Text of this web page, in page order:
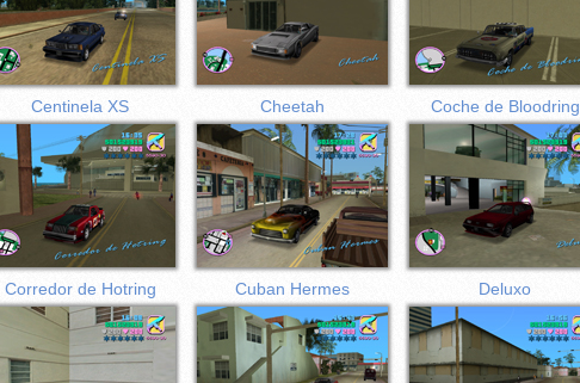
Centinela XS Cheetah Coche de Bloodring
Corredor de Hotring Cuban Hermes Deluxo